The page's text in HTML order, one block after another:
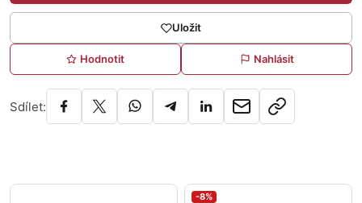
Uložit
Hodnotit Nahlásit
Sdílet:
-8%